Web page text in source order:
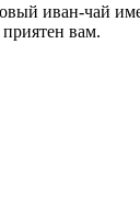
иван-чай
вам.